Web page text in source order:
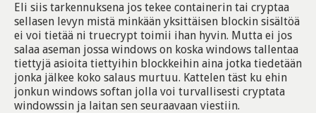
Eli siis tarkennuksena jos tekee containerin tai cryptaa
sellasen levyn mistä minkään yksittäisen blockin sisältöä
ei voi tietää ni truecrypt toimii ihan hyvin. Mutta ei jos
salaa aseman jossa windows on koska windows tallentaa
tiettyjä asioita tiettyihin blockkeihin aina jotka tiedetään
jonka jälkee koko salaus murtuu. Kattelen täst ku ehin
jonkun windows softan jolla voi turvallisesti cryptata
windowssin ja laitan sen seuraavaan viestiin.